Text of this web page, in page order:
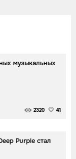
музыкальных
2320 41
Purple стал